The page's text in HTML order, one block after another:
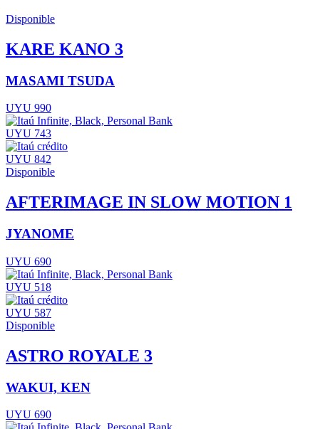
Disponible
KARE KANO 3
MASAMI TSUDA
UYU 990
UYU 743
UYU 842
Disponible
AFTERIMAGE IN SLOW MOTION 1
JYANOME
UYU 690
UYU 518
UYU 587
Disponible
ASTRO ROYALE 3
WAKUI, KEN
UYU 690